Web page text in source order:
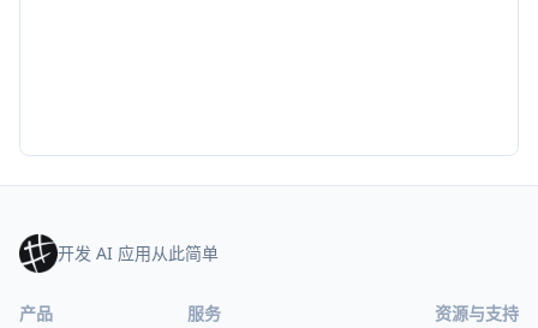
开发 AI 应用从此简单
产品 服务 资源与支持